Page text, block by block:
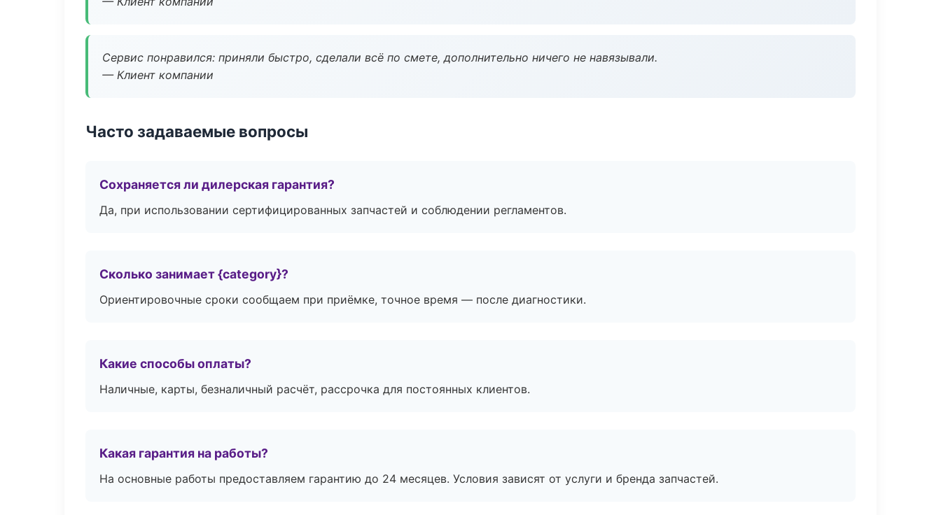
Сервис понравился: приняли быстро, сделали всё по смете, дополнительно ничего не навязывали.
— Клиент компании
Часто задаваемые вопросы
Сохраняется ли дилерская гарантия?
Да, при использовании сертифицированных запчастей и соблюдении регламентов.
Сколько занимает {category}?
Ориентировочные сроки сообщаем при приёмке, точное время — после диагностики.
Какие способы оплаты?
Наличные, карты, безналичный расчёт, рассрочка для постоянных клиентов.
Какая гарантия на работы?
На основные работы предоставляем гарантию до 24 месяцев. Условия зависят от услуги и бренда запчастей.